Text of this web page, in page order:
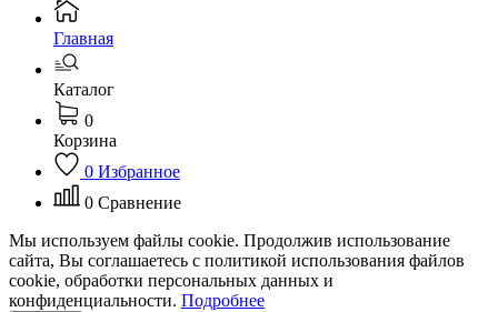
Главная
Каталог
0
Корзина
0 Избранное
0 Сравнение
Мы используем файлы cookie. Продолжив использование
сайта, Вы соглашаетесь с политикой использования файлов
cookie, обработки персональных данных и
конфиденциальности. Подробнее